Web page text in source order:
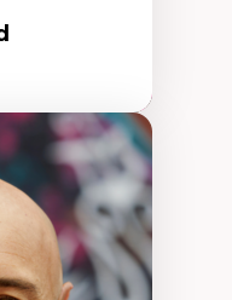
–
ludification et